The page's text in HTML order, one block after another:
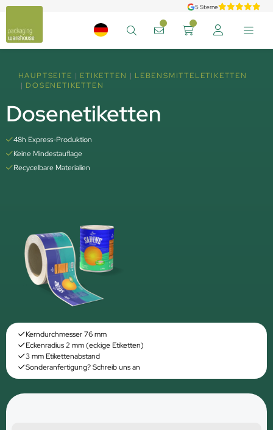
5 Sterne
HAUPTSEITE ETIKETTEN
LEBENSMITTELETIKETTEN
DOSENETIKETTEN
Dosenetiketten
48h Express-Produktion
Keine Mindestauflage
Recycelbare Materialien
Kerndurchmesser 76 mm
Eckenradius 2 mm (eckige Etiketten)
3 mm Etikettenabstand
Sonderanfertigung? Schreib uns an